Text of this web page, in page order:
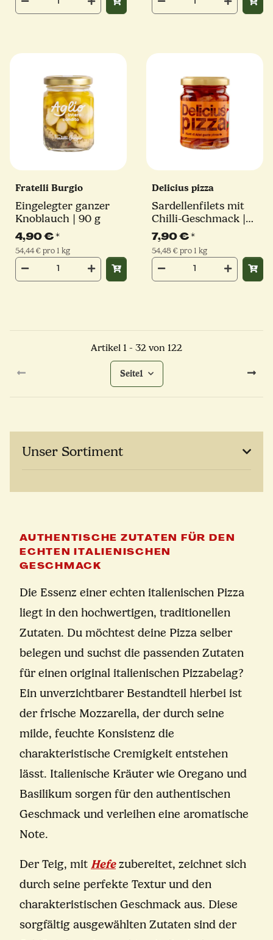
Fratelli Burgio
Eingelegter ganzer
Knoblauch | 90 g
4,90 €*
54,44 € pro 1 kg
Delicius pizza
Sardellenfilets mit
Chilli-Geschmack |
145 g | Delicius
7,90 €*
54,48 € pro 1 kg
Artikel 1 - 32 von 122
Seite1
Unser Sortiment
AUTHENTISCHE ZUTATEN FÜR DEN
ECHTEN ITALIENISCHEN
GESCHMACK
Die Essenz einer echten italienischen Pizza
liegt in den hochwertigen, traditionellen
Zutaten. Du möchtest deine Pizza selber
belegen und suchst die passenden Zutaten
für einen original italienischen Pizzabelag?
Ein unverzichtbarer Bestandteil hierbei ist
der frische Mozzarella, der durch seine
milde, feuchte Konsistenz die
charakteristische Cremigkeit entstehen
lässt. Italienische Kräuter wie Oregano und
Basilikum sorgen für den authentischen
Geschmack und verleihen eine aromatische
Note.
Der Teig, mit Hefezubereitet, zeichnet sich
durch seine perfekte Textur und den
charakteristischen Geschmack aus. Diese
sorgfältig ausgewählten Zutaten sind der